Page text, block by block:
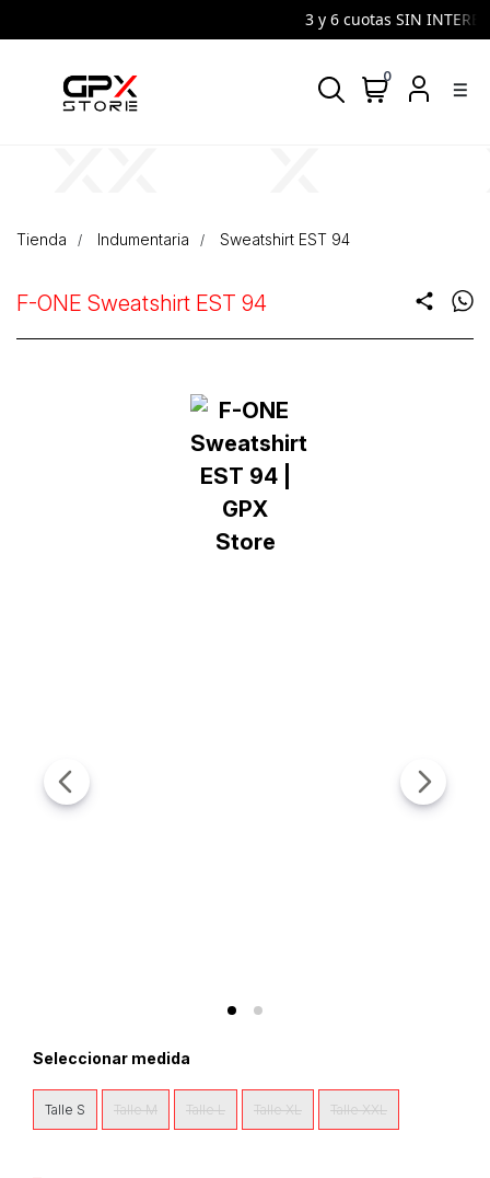
3 y 6 cuotas SIN
density_medium
0
Tienda Indumentaria Sweatshirt EST 94
F-ONE Sweatshirt EST 94 share
Seleccionar medida
Talle S Talle M Talle L Talle XL Talle XXL